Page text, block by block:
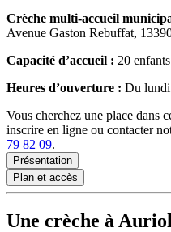
Crèche multi-accueil
Avenue Gaston Rebuffat,
Capacité d’accueil : 20 enfants
Heures d’ouverture : Du lundi
Vous cherchez une place dans
inscrire en ligne ou contacter
79 82 09.
Présentation
Plan et accès
Une crèche à Auriol